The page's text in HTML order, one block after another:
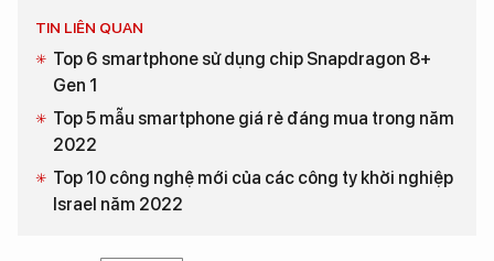
TIN LIÊN QUAN
Top 6 smartphone sử dụng chip Snapdragon 8+
Gen 1
Top 5 mẫu smartphone giá rẻ đáng mua trong năm
2022
Top 10 công nghệ mới của các công ty khởi nghiệp
Israel năm 2022